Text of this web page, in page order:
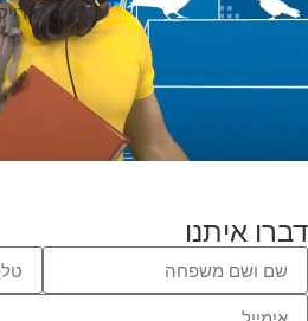
לצפיה
דברו איתנו